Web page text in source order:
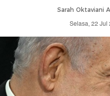
Sarah Oktaviani
Selasa, 22 Jul